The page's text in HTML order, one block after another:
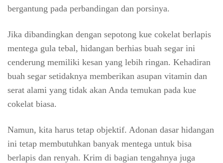
bergantung pada perbandingan dan porsinya.
Jika dibandingkan dengan sepotong kue cokelat berlapis
mentega gula tebal, hidangan berhias buah segar ini
cenderung memiliki kesan yang lebih ringan. Kehadiran
buah segar setidaknya memberikan asupan vitamin dan
serat alami yang tidak akan Anda temukan pada kue
cokelat biasa.
Namun, kita harus tetap objektif. Adonan dasar hidangan
ini tetap membutuhkan banyak mentega untuk bisa
berlapis dan renyah. Krim di bagian tengahnya juga